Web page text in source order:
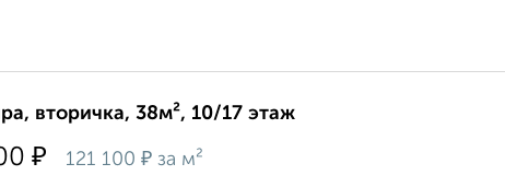
вторичка, 38м², 10/17 этаж
₽ 121 100 ₽ за м²